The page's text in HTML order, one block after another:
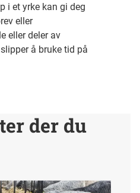
i et yrke kan gi deg
eller
eller deler av
å bruke tid på
der du